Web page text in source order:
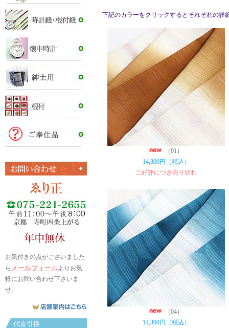
お気付きの点がございました
ら メールフォームよりお気
軽にお問い合わせ下さいま
せ。
代金引換
下記のカラーをクリックするとそれぞれの詳
（01）
14,300円（税込）
ご好評につき売り切れ
（04）
14,300円（税込）